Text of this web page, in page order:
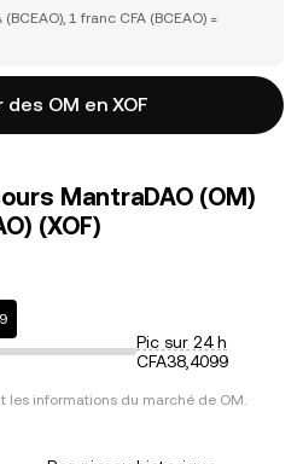
1 franc CFA (BCEAO) =
OM en XOF
MantraDAO (OM)
(XOF)
Pic sur 24 h
CFA38,4099
les informations du marché de OM.